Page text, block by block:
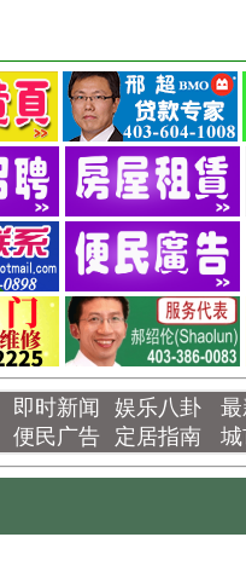
即时新闻 娱乐八卦
便民广告 定居指南